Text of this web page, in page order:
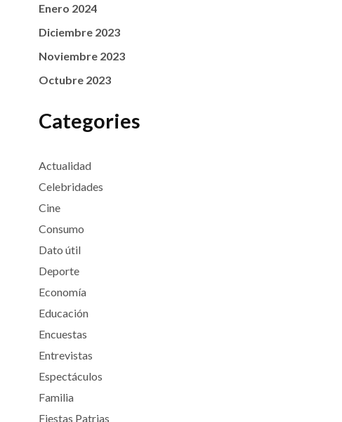
Enero 2024
Diciembre 2023
Noviembre 2023
Octubre 2023
Categories
Actualidad
Celebridades
Cine
Consumo
Dato útil
Deporte
Economía
Educación
Encuestas
Entrevistas
Espectáculos
Familia
Fiestas Patrias